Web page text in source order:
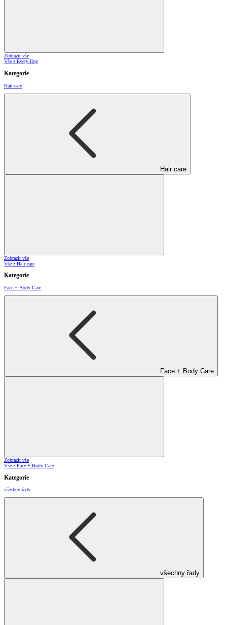
Zobrazit vše
Vše z Every Day
Kategorie
Hair care
Hair care
Zobrazit vše
Vše z Hair care
Kategorie
Face + Body Care
Face + Body Care
Zobrazit vše
Vše z Face + Body Care
Kategorie
všechny řady
všechny řady